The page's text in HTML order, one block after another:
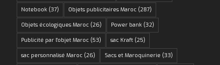
Notebook(37) Objets publicitaires Maroc(287)
Objets écologiques Maroc(26) Power bank(32)
Publicité par l'objet Maroc(53) sac Kraft(25)
sac personnalisé Maroc(26) Sacs et Maroquinerie (33)